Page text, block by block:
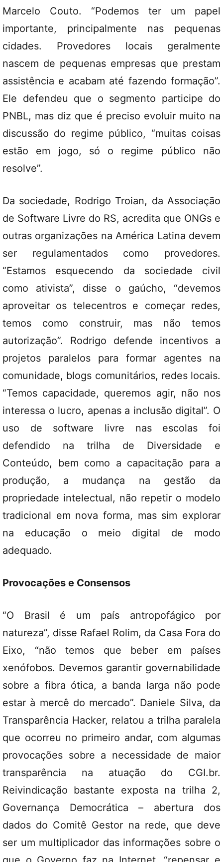
Marcelo Couto. “Podemos ter um papel
importante, principalmente nas pequenas
cidades. Provedores locais geralmente
nascem de pequenas empresas que prestam
assistência e acabam até fazendo formação”.
Ele defendeu que o segmento participe do
PNBL, mas diz que é preciso evoluir muito na
discussão do regime público, “muitas coisas
estão em jogo, só o regime público não
resolve”.
Da sociedade, Rodrigo Troian, da Associação
de Software Livre do RS, acredita que ONGs e
outras organizações na América Latina devem
ser regulamentados como provedores.
“Estamos esquecendo da sociedade civil
como ativista”, disse o gaúcho, “devemos
aproveitar os telecentros e começar redes,
temos como construir, mas não temos
autorização”. Rodrigo defende incentivos a
projetos paralelos para formar agentes na
comunidade, blogs comunitários, redes locais.
“Temos capacidade, queremos agir, não nos
interessa o lucro, apenas a inclusão digital”. O
uso de software livre nas escolas foi
defendido na trilha de Diversidade e
Conteúdo, bem como a capacitação para a
produção, a mudança na gestão da
propriedade intelectual, não repetir o modelo
tradicional em nova forma, mas sim explorar
na educação o meio digital de modo
adequado.
Provocações e Consensos
“O Brasil é um país antropofágico por
natureza”, disse Rafael Rolim, da Casa Fora do
Eixo, “não temos que beber em países
xenófobos. Devemos garantir governabilidade
sobre a fibra ótica, a banda larga não pode
estar à mercê do mercado”. Daniele Silva, da
Transparência Hacker, relatou a trilha paralela
que ocorreu no primeiro andar, com algumas
provocações sobre a necessidade de maior
transparência na atuação do CGI.br.
Reivindicação bastante exposta na trilha 2,
Governança Democrática – abertura dos
dados do Comitê Gestor na rede, que deve
ser um multiplicador das informações sobre o